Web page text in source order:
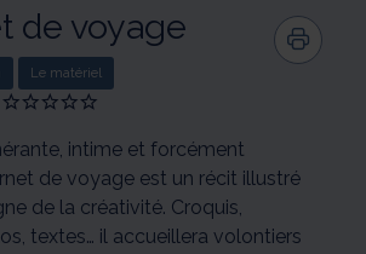
de voyage
Le matériel
Give
Carnet
voyage
1/5
Give
Carnet
voyage
2/5
Give
Carnet
voyage
3/5
Give
Carnet
voyage
4/5
Give
Carnet
voyage
5/5
intime et forcément
de voyage est un récit illustré
de la créativité. Croquis,
textes… il accueillera volontiers